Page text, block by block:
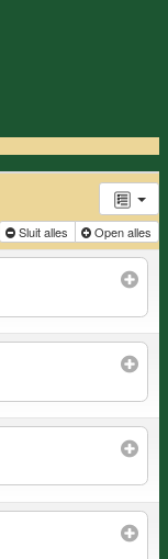
Sluit alles Open alles